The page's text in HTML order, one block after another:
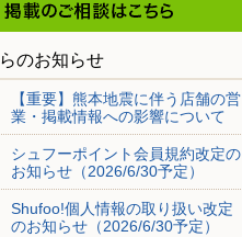
のお知らせ
【重要】熊本地震に伴う店舗の営
業・掲載情報への影響について
シュフーポイント会員規約改定の
お知らせ（2026/6/30予定）
Shufoo!個人情報の取り扱い改定
のお知らせ（2026/6/30予定）